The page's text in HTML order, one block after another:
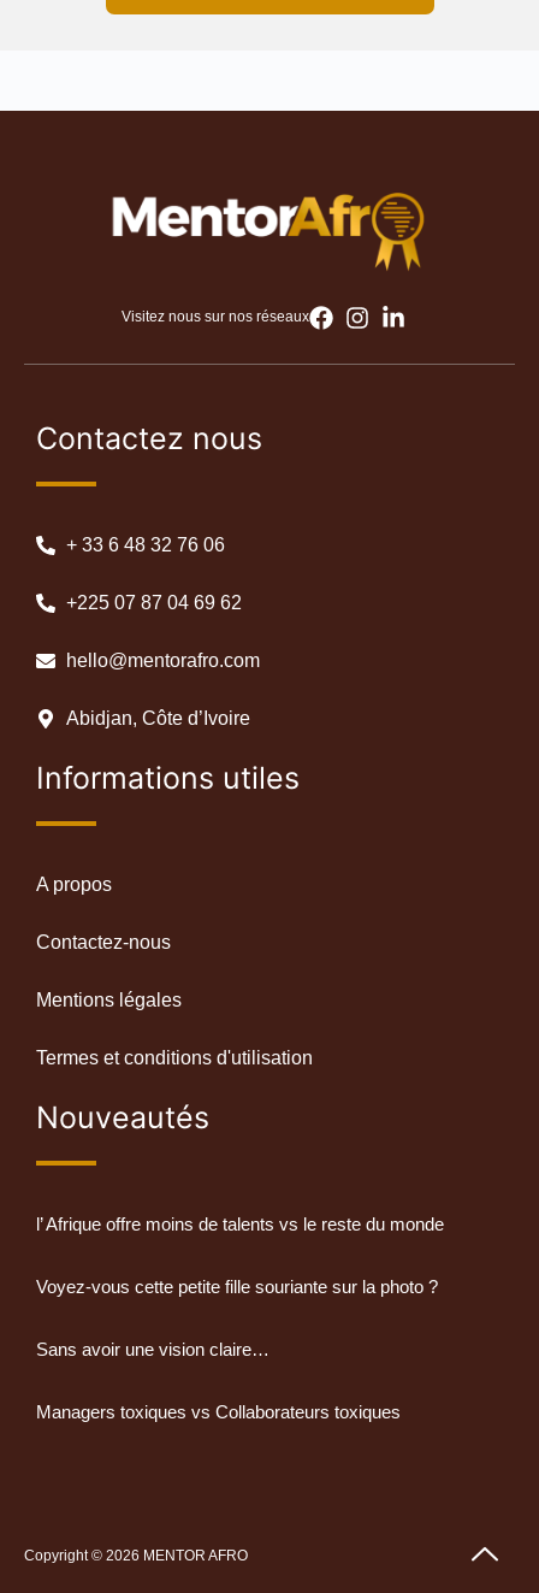
Visitez nous sur nos réseaux
Contactez nous
+ 33 6 48 32 76 06
+225 07 87 04 69 62
hello@mentorafro.com
Abidjan, Côte d’Ivoire
Informations utiles
A propos
Contactez-nous
Mentions légales
Termes et conditions d'utilisation
Nouveautés
l’ Afrique offre moins de talents vs le reste du monde
Voyez-vous cette petite fille souriante sur la photo ?
Sans avoir une vision claire…
Managers toxiques vs Collaborateurs toxiques
Copyright © 2026 MENTOR AFRO